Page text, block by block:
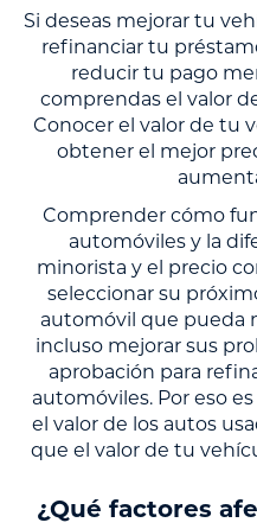
Si deseas mejorar tu
refinanciar tu
reducir tu pago
comprendas el valor
Conocer el valor de tu
obtener el mejor
Comprender cómo
automóviles y la
minorista y el precio
seleccionar su
automóvil que pueda
incluso mejorar sus
aprobación para
automóviles. Por eso
el valor de los autos
que el valor de tu
¿Qué factores